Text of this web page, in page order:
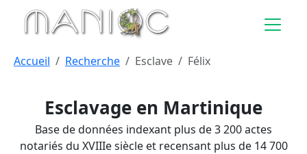
Aller au contenu principal
Esclavage en Martinique
Base de données indexant plus de 3 200 actes
notariés du XVIIIe siècle et recensant plus de 14 700
Accueil Recherche Esclave Félix